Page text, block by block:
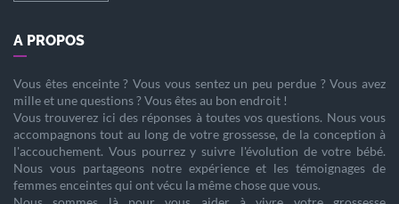
A PROPOS
Vous êtes enceinte? Vous vous sentez un peu perdue ? Vous avez
mille et une questions ? Vous êtes au bon endroit !
Vous trouverez ici des réponses à toutes vos questions. Nous vous
accompagnons tout au long de votre grossesse, de la conception à
l'accouchement. Vous pourrez y suivre l'évolution de votre bébé.
Nous vous partageons notre expérience et les témoignages de
femmes enceintes qui ont vécu la même chose que vous.